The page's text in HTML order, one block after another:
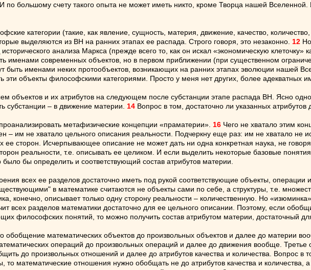
И по большому счету такого опыта не может иметь никто, кроме Творца нашей
категории (такие, как явление, сущность, материя, движение, качество,
выделяются из ВН на ранних этапах ее распада. Строго говоря, это незаконно. 12
анализа Маркса (прежде всего то, как он искал «экономическую клеточку»
именами современных объектов, но в первом приближении (при существенном
быть именами неких протообъектов, возникающих на ранних этапах эволюции нашей
эти объекты философскими категориями. Просто у меня нет других, более адекватных
объектов и их атрибутов на следующем после субстанции этапе распада ВН. Ясно
субстанции – в движение материи. 14 Вопрос в том, достаточно ли указанных атрибутов
метафизические концепции «праматерии». 16 Чего не хватало этим
– им не хватало цельного описания реальности. Подчеркну еще раз: им не хватало
ее сторон. Исчерпывающее описание не может дать ни одна конкретная наука, не
реальности, т.е. описывать ее целиком. И если выделить некоторые базовые
бы определить и соответствующий состав атрибутов материи.
всех ее разделов достаточно иметь под рукой соответствующие объекты, операции
в математике считаются не объекты сами по себе, а структуры, т.е.
конечно, описывает только одну сторону реальности – количественную. Но
всех разделов математики достаточно для ее цельного описании. Поэтому, если
философских понятий, то можно получить состав атрибутом материи, достаточный
обобщение математических объектов до произвольных объектов и далее до материи
операций до произвольных операций и далее до движения вообще.
до произвольных отношений и далее до атрибутов качества и количества. Вопрос в
математические отношения нужно обобщать не до атрибутов качества и